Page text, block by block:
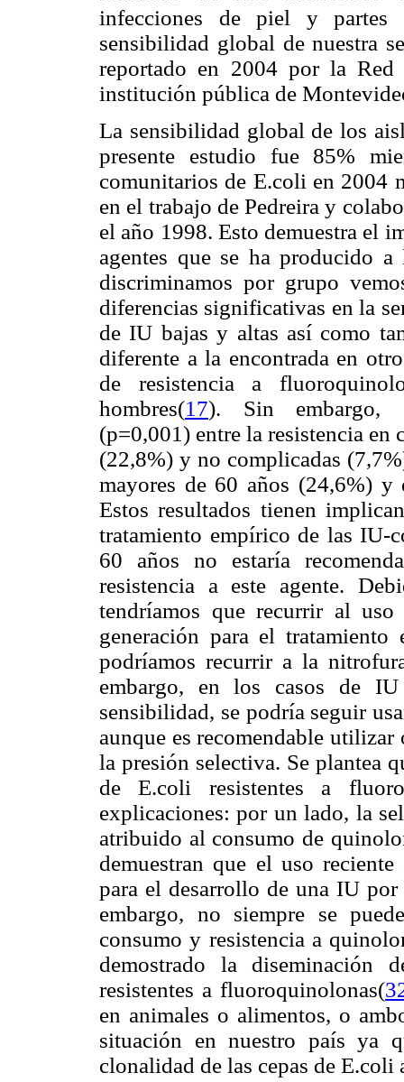
infecciones de piel y
sensibilidad global de nuestra
reportado en 2004 por la
institución pública de
La sensibilidad global de los
presente estudio fue 85%
comunitarios de E.coli en 2004
en el trabajo de Pedreira y
el año 1998. Esto demuestra el
agentes que se ha producido
discriminamos por grupo
diferencias significativas en la
de IU bajas y altas así como
diferente a la encontrada en
de resistencia a
hombres(17). Sin embargo,
(p=0,001) entre la resistencia en
(22,8%) y no complicadas
mayores de 60 años (24,6%)
Estos resultados tienen
tratamiento empírico de las IU-
60 años no estaría
resistencia a este agente.
tendríamos que recurrir al uso
generación para el
podríamos recurrir a la
embargo, en los casos de
sensibilidad, se podría seguir
aunque es recomendable
la presión selectiva. Se plantea
de E.coli resistentes a
explicaciones: por un lado, la
atribuido al consumo de
demuestran que el uso
para el desarrollo de una IU por
embargo, no siempre se
consumo y resistencia a
demostrado la diseminación
resistentes a fluoroquinolonas(
en animales o alimentos, o
situación en nuestro país ya
clonalidad de las cepas de E.coli